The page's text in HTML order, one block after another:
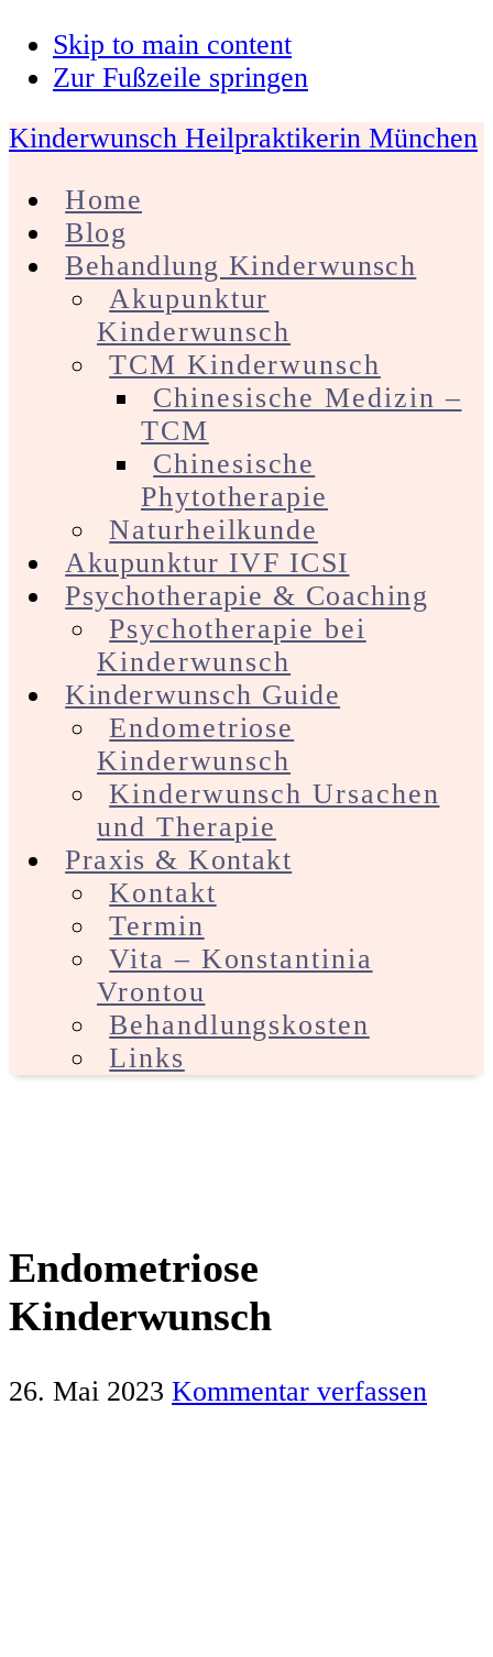
Skip to main content
Zur Fußzeile springen
Kinderwunsch Heilpraktikerin München
Home
Blog
Behandlung Kinderwunsch
Akupunktur
Kinderwunsch
TCM Kinderwunsch
Chinesische Medizin –
TCM
Chinesische
Phytotherapie
Naturheilkunde
Akupunktur IVF ICSI
Psychotherapie & Coaching
Psychotherapie bei
Kinderwunsch
Kinderwunsch Guide
Endometriose
Kinderwunsch
Kinderwunsch Ursachen
und Therapie
Praxis & Kontakt
Kontakt
Termin
Vita – Konstantinia
Vrontou
Behandlungskosten
Links
Endometriose
Kinderwunsch
26. Mai 2023 Kommentar verfassen